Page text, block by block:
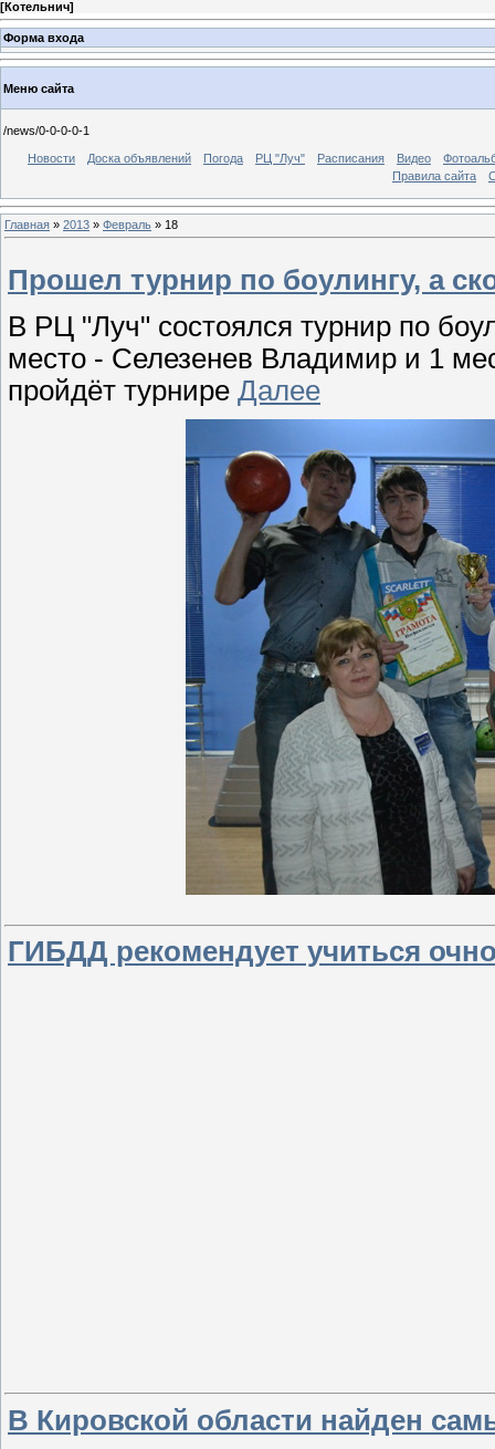
[Котельнич]
Форма входа
Меню сайта
/news/0-0-0-0-1
Новости Доска объявлений Погода РЦ "Луч" Расписания Видео
Правила сайта
Главная » 2013 » Февраль » 18
Прошел турнир по боулингу, а
В РЦ "Луч" состоялся турнир по
место - Селезенев Владимир и 1
пройдёт турнире Далее
ГИБДД рекомендует учиться
В Кировской области найден